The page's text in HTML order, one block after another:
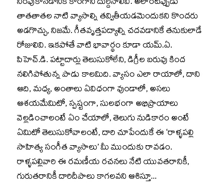
తాతతాతల నాటి వ్యాసాల్ని తవ్వితీయడమెందుకని కొందరు
అడగొచ్చు, నిజమే. గీతవృత్తపద్యాల్ని చదవడానికే తనుకులాడే
రోజులివి. ఇకపోతే వాటి భావార్థం కూడా యమ్.ఏ.
పిహెచ్.డి. పట్టాదార్లు తెలుసుకోలేని, డిగ్రీల బరువు కింద
నలిగిపోతున్న పాడు కాలమిది. వ్యాసం ఎలా రాయాలో, దాని
ఆది, మధ్య, అంతాలు ఏవిధంగా వుండాలో, అసలు
ఆశయమేమిటో, స్పష్టంగా, సులభంగా అభిప్రాయాలు
వెల్లడించాలంటే ఏం చేయాలో, తెలుగు నుడికారం అంటే
ఏమిటో తెలుసుకోవాలంటే, దారి చూపేందుకే ఈ ‘రాళ్ళపల్లి
సాహిత్య సంగీత వ్యాసాలు’ మీ ముందుకు రావడం.
రాళ్ళపల్లివారి ఈ రమణీయ రచనలు నేటి యువతరానికీ,
గురుతరానికీ దారిదీపాలు కాగలవని ఆశిస్తూ...